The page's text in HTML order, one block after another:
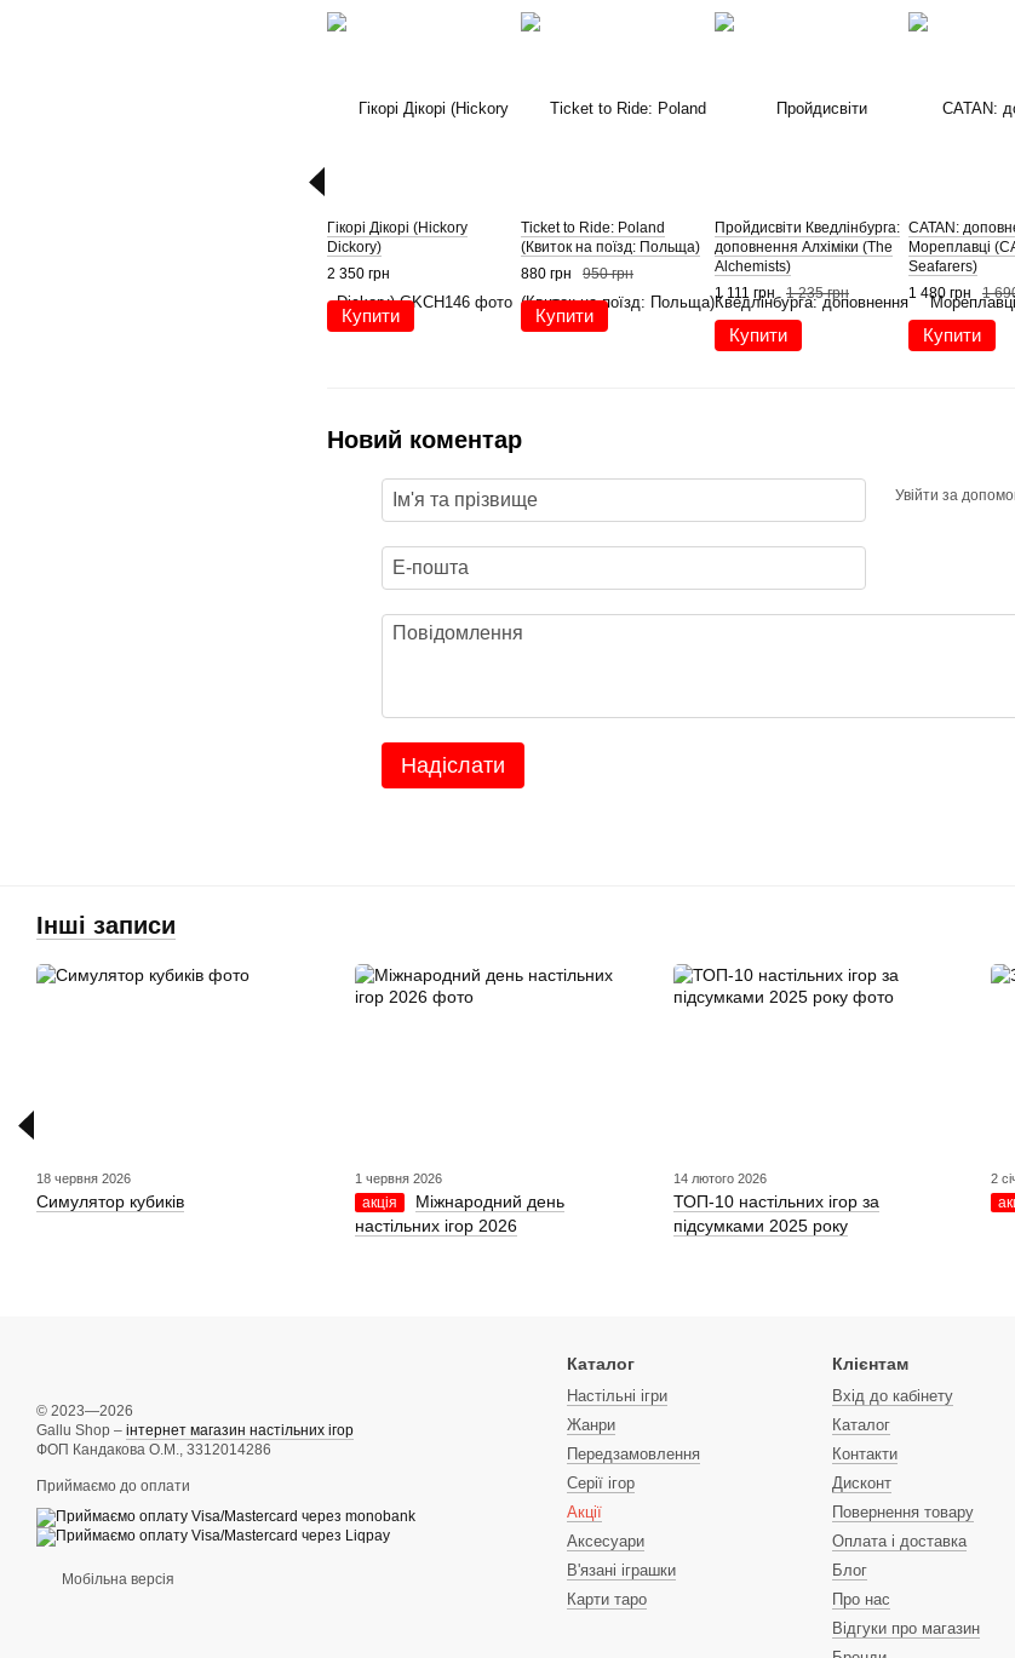
Гікорі Дікорі (Hickory
Dickory)
2 350 грн
Купити
Ticket to Ride: Poland
(Квиток на поїзд: Польща)
880 грн
950 грн
Купити
Пройдисвіти Кведлінбурга:
доповнення Алхіміки (The
Alchemists)
1 111 грн
1 235 грн
Купити
CATAN:
Мореплавці
Seafarers)
1 480 грн
1
Купити
Новий коментар
Увійти за
Надіслати
Інші записи
18 червня 2026
Симулятор кубиків
1 червня 2026
акція
Міжнародний день
настільних ігор 2026
14 лютого 2026
ТОП-10 настільних ігор за
підсумками 2025 року
2
© 2023—2026
Gallu Shop – інтернет магазин настільних ігор
ФОП Кандакова О.М., 3312014286
Приймаємо до оплати
Мобільна версія
Каталог
Настільні ігри
Жанри
Передзамовлення
Серії ігор
Акції
Аксесуари
В'язані іграшки
Карти таро
Клієнтам
Вхід до кабінету
Каталог
Контакти
Дисконт
Повернення товару
Оплата і доставка
Блог
Про нас
Відгуки про магазин